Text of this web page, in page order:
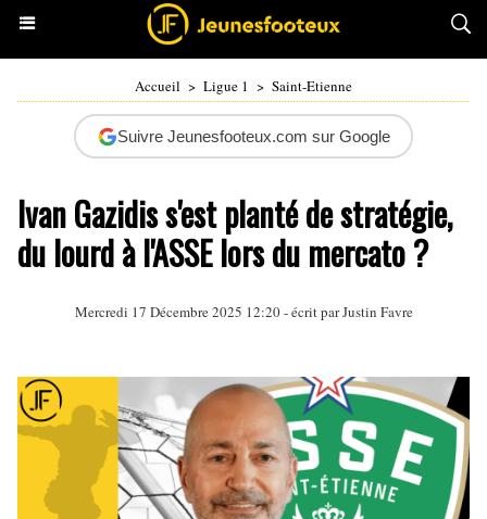
Accueil > Ligue 1 > Saint-Etienne
Suivre Jeunesfooteux.com sur Google
Ivan Gazidis s'est planté de stratégie,
du lourd à l'ASSE lors du mercato ?
Mercredi 17 Décembre 2025 12:20 - écrit parJustin Favre